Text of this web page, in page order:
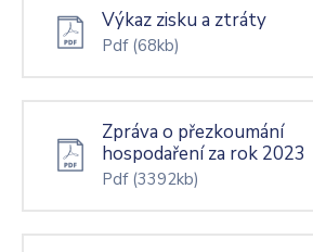
Výkaz zisku a ztráty
Pdf (68kb)
Zpráva o přezkoumání
hospodaření za rok 2023
Pdf (3392kb)